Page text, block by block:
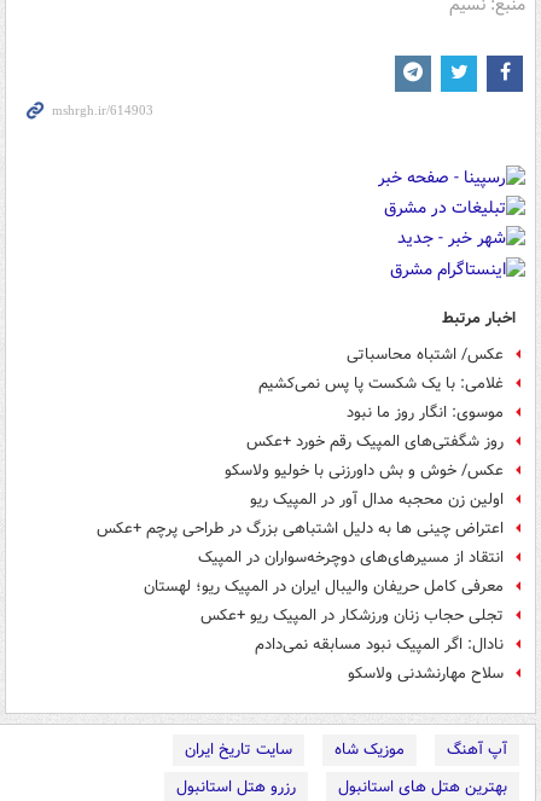
اخبار مرتبط
عکس/ اشتباه محاسباتی
غلامی: با یک شکست پا پس نمی‌کشیم
موسوی: انگار روز ما نبود
روز شگفتی‌های المپیک رقم خورد +عکس
عکس/ خوش و بش داورزنی با خولیو ولاسکو
اولین زن محجبه مدال آور در المپیک ریو
اعتراض چینی ها به دلیل اشتباهی بزرگ در طراحی پرچم +عکس
انتقاد از مسیرهای‌های دوچرخه‌سواران در المپیک
معرفی کامل حریفان والیبال ایران در المپیک ریو؛ لهستان
تجلی حجاب زنان ورزشکار در المپیک ریو +عکس
نادال: اگر المپیک نبود مسابقه نمی‌دادم
سلاح مهارنشدنی ولاسکو
آپ آهنگ موزیک شاه
سایت تاریخ ایران
بهترین هتل های استانبول
رزرو هتل استانبول